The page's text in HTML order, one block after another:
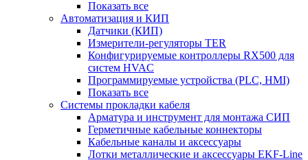
Показать все
Автоматизация и КИП
Датчики (КИП)
Измерители-регуляторы TER
Конфигурируемые контроллеры RX500 для
систем HVAC
Программируемые устройства (PLC, HMI)
Показать все
Системы прокладки кабеля
Арматура и инструмент для монтажа СИП
Герметичные кабельные коннекторы
Кабельные каналы и аксессуары
Лотки металлические и аксессуары EKF-Line